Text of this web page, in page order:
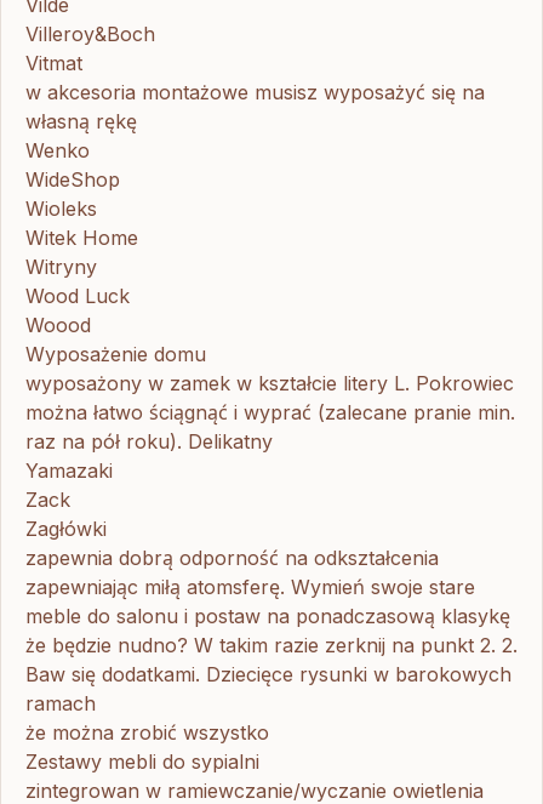
Vilde
Villeroy&Boch
Vitmat
w akcesoria montażowe musisz wyposażyć się na
własną rękę
Wenko
WideShop
Wioleks
Witek Home
Witryny
Wood Luck
Woood
Wyposażenie domu
wyposażony w zamek w kształcie litery L. Pokrowiec
można łatwo ściągnąć i wyprać (zalecane pranie min.
raz na pół roku). Delikatny
Yamazaki
Zack
Zagłówki
zapewnia dobrą odporność na odkształcenia
zapewniając miłą atomsferę. Wymień swoje stare
meble do salonu i postaw na ponadczasową klasykę
że będzie nudno? W takim razie zerknij na punkt 2. 2.
Baw się dodatkami. Dziecięce rysunki w barokowych
ramach
że można zrobić wszystko
Zestawy mebli do sypialni
zintegrowan w ramiewczanie/wyczanie owietlenia